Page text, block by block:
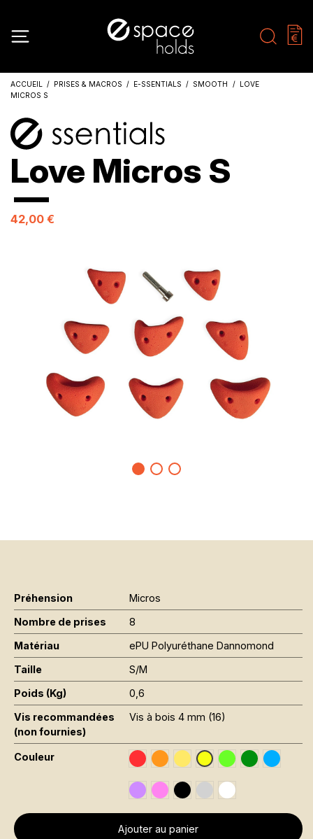
ACCUEIL PRISES & MACROS E-SSENTIALS SMOOTH
LOVE
MICROS S
Love Micros S
42,00 €
Préhension
Micros
Nombre de prises
8
Matériau
ePU Polyuréthane Dannomond
Taille
S/M
Poids (Kg)
0,6
Vis recommandées
(non fournies)
Vis à bois 4 mm (16)
Couleur Traffic Red RAL 3020
Orange Fluo RAL 2005
Jaune Pantone 116C
Jaune Fluo RAL 1026
Vert FluoLeaf Green
Sky
Signal Violet RAL 4008
Rose Fluo Pantone 806C
Black RAL 9005
Gris RAL 7001
Traffic White RAL
Ajouter au panier